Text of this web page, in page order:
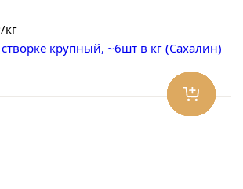
кг
крупный, ~6шт в кг (Сахалин)